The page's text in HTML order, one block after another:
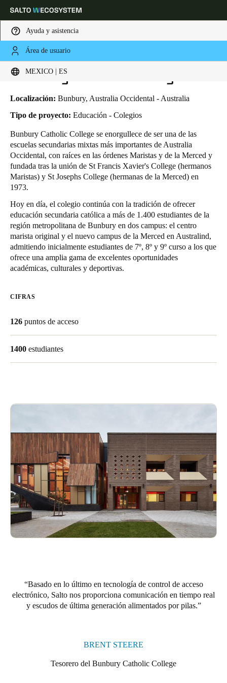
Ayuda y asistencia
Área de usuario
MEXICO | ES
Elija su ubicación y configuración de idioma
Global
Mexico
Español
Colombia
Español
Chile
Español
HOME INDUSTRIAS
BUNBURY CATHOLIC COLLEGE
Bunbury Catholic College
Localización: Bunbury, Australia Occidental - Australia
Tipo de proyecto: Educación - Colegios
Bunbury Catholic College se enorgullece de ser una de las
escuelas secundarias mixtas más importantes de Australia
Occidental, con raíces en las órdenes Maristas y de la Merced y
fundada tras la unión de St Francis Xavier's College (hermanos
Maristas) y St Josephs College (hermanas de la Merced) en
1973.
Hoy en día, el colegio continúa con la tradición de ofrecer
educación secundaria católica a más de 1.400 estudiantes de la
región metropolitana de Bunbury en dos campus: el centro
marista original y el nuevo campus de la Merced en Australind,
admitiendo inicialmente estudiantes de 7º, 8º y 9º curso a los que
ofrece una amplia gama de excelentes oportunidades
académicas, culturales y deportivas.
CIFRAS
126 puntos de acceso
1400 estudiantes
Basado en lo último en tecnología de control de acceso
electrónico, Salto nos proporciona comunicación en tiempo real
y escudos de última generación alimentados por pilas.
BRENT STEERE
Tesorero del Bunbury Catholic College